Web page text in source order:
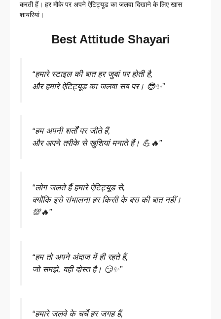
करती हैं। हर मौके पर अपने ऐटिट्यूड का जलवा दिखाने के लिए खास
शायरियां।
Best Attitude Shayari
“हमारे स्टाइल की बात हर जुबां पर होती है,
और हमारे ऐटिट्यूड का जलवा सब पर। 😎✨”
“हम अपनी शर्तों पर जीते हैं,
और अपने तरीके से खुशियां मनाते हैं। 💪🔥”
“लोग जलते हैं हमारे ऐटिट्यूड से,
क्योंकि इसे संभालना हर किसी के बस की बात नहीं।
💯🔥”
“हम तो अपने अंदाज में ही रहते हैं,
जो समझे, वही दोस्त है। 😏✨”
“हमारे जलवे के चर्चे हर जगह हैं,